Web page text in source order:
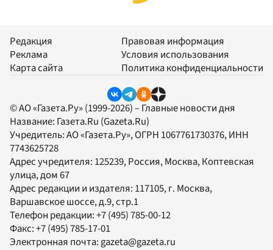
Редакция
Реклама
Карта сайта
Правовая информация
Условия использования
Политика конфиденциальности
© АО «Газета.Ру» (1999-2026) – Главные новости дня
Название: Газета.Ru (Gazeta.Ru)
Учредитель:АО «Газета.Ру», ОГРН 1067761730376, ИНН
7743625728
Адрес учредителя: 125239, Россия, Москва, Коптевская
улица, дом 67
Адрес редакции и издателя: 117105, г. Москва,
Варшавское шоссе, д.9, стр.1
Телефон редакции:+7 (495) 785-00-12
Факс:+7 (495) 785-17-01
Электронная почта:gazeta@gazeta.ru